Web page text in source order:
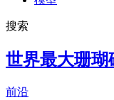
搜索
世界最大珊瑚
前沿